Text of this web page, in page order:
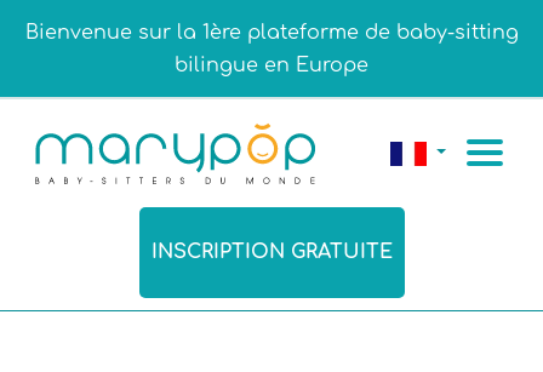
Bienvenue sur la 1ère plateforme de baby-sitting
bilingue en Europe
INSCRIPTION GRATUITE